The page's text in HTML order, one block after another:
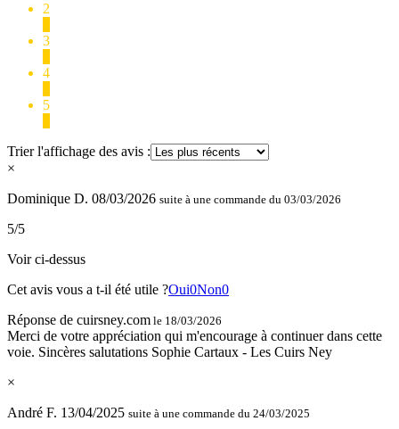
2
3
4
5
Trier l'affichage des avis :
×
Dominique D. 08/03/2026 suite à une commande du 03/03/2026
5/5
Voir ci-dessus
Cet avis vous a t-il été utile ?Oui0Non0
Réponse de cuirsney.com le 18/03/2026
Merci de votre appréciation qui m'encourage à continuer dans cette
voie. Sincères salutations Sophie Cartaux - Les Cuirs Ney
×
André F. 13/04/2025 suite à une commande du 24/03/2025